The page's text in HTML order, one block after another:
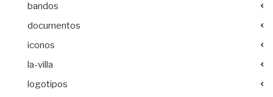
bandos
documentos
iconos
la-villa
logotipos